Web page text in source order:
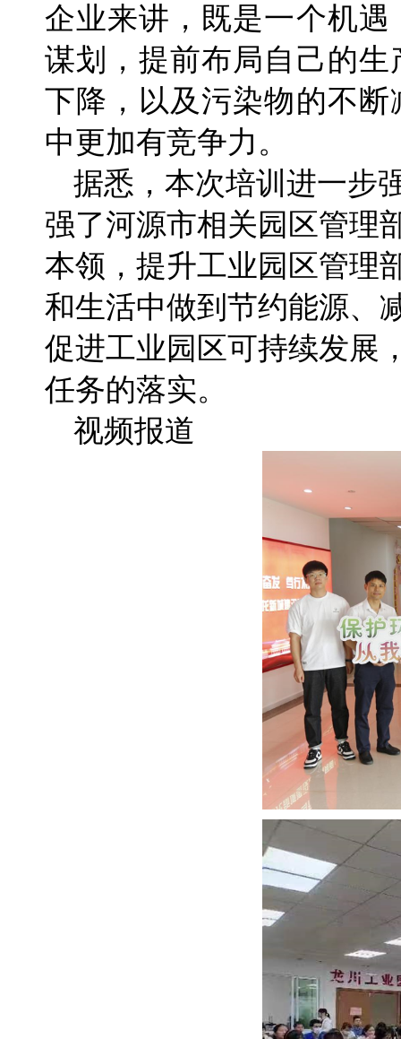
企业来讲，既是一个机
谋划，提前布局自己的
下降，以及污染物的不
中更加有竞争力。
据悉，本次培训进一步
强了河源市相关园区管理
本领，提升工业园区管理
和生活中做到节约能源、
促进工业园区可持续发展
任务的落实。
视频报道